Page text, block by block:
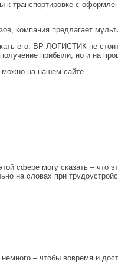
к транспортировке с
компания предлагает
его. ВР ЛОГИСТИК не
прибыли, но и на
на нашем сайте.
сфере могу сказать –
на словах при
– чтобы вовремя и